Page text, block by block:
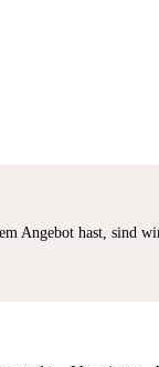
Angebot hast, sind